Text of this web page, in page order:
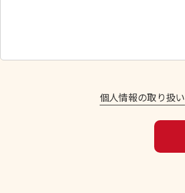
だ
個人情報の取り扱い